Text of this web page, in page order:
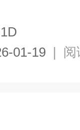
01-19 | 阅